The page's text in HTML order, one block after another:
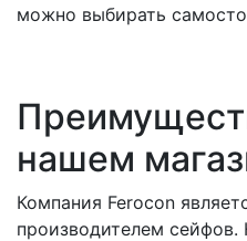
можно выбирать
нашем
Компания Ferocon
производителем сейфов.